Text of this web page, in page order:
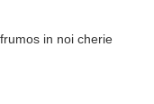
in noi cherie